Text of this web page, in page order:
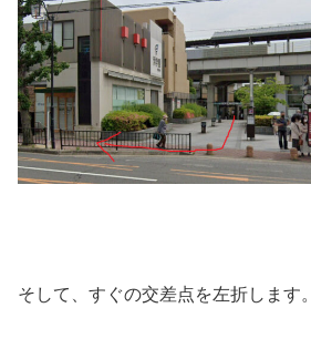
そして、すぐの交差点を左折します。